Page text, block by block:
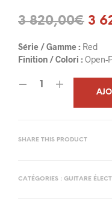
3 820,00€ Le
prix
3
Série / Gamme : Red
Finition / Colori : Open-
SHARE THIS PRODUCT
CATÉGORIES : GUITARE